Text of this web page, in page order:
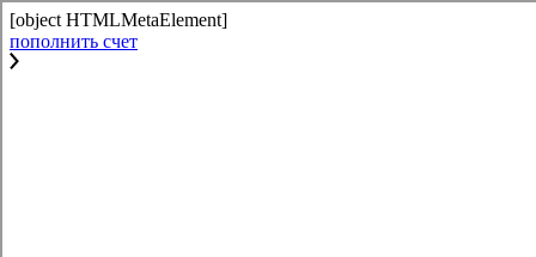
[object HTMLMetaElement]
пополнить счет